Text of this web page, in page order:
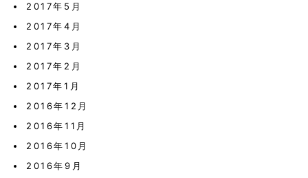
2017年5月
2017年4月
2017年3月
2017年2月
2017年1月
2016年12月
2016年11月
2016年10月
2016年9月